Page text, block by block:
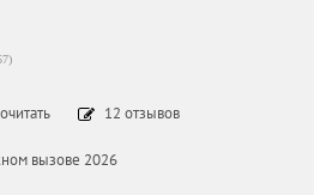
)
12 отзывов
вызове 2026